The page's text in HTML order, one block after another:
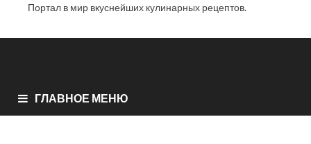
Портал в мир вкуснейших кулинарных рецептов.
ГЛАВНОЕ МЕНЮ